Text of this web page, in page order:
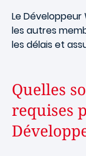
Le
les autres
les délais et
Quelles
requises